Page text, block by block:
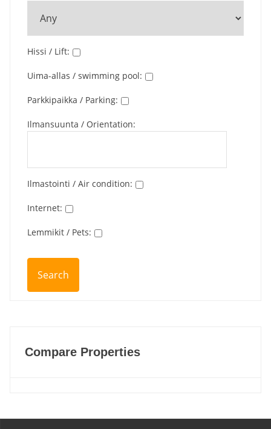
Hissi / Lift:
Uima-allas / swimming pool:
Parkkipaikka / Parking:
Ilmansuunta / Orientation:
Ilmastointi / Air condition:
Internet:
Lemmikit / Pets:
Compare Properties